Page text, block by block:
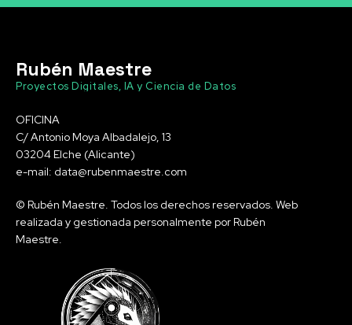
Rubén Maestre
Proyectos Digitales, IA y Ciencia de Datos
OFICINA
C/ Antonio Moya Albadalejo, 13
03204 Elche (Alicante)
e-mail: data@rubenmaestre.com
© Rubén Maestre. Todos los derechos reservados. Web
realizada y gestionada personalmente por Rubén
Maestre.